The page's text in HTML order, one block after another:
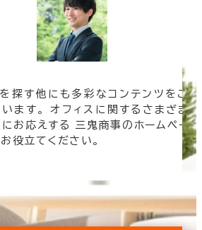
探す他にも多彩なコンテンツをご
います。 オフィスに関するさまざま
お応えする 三鬼商事のホームペー
役立てください。